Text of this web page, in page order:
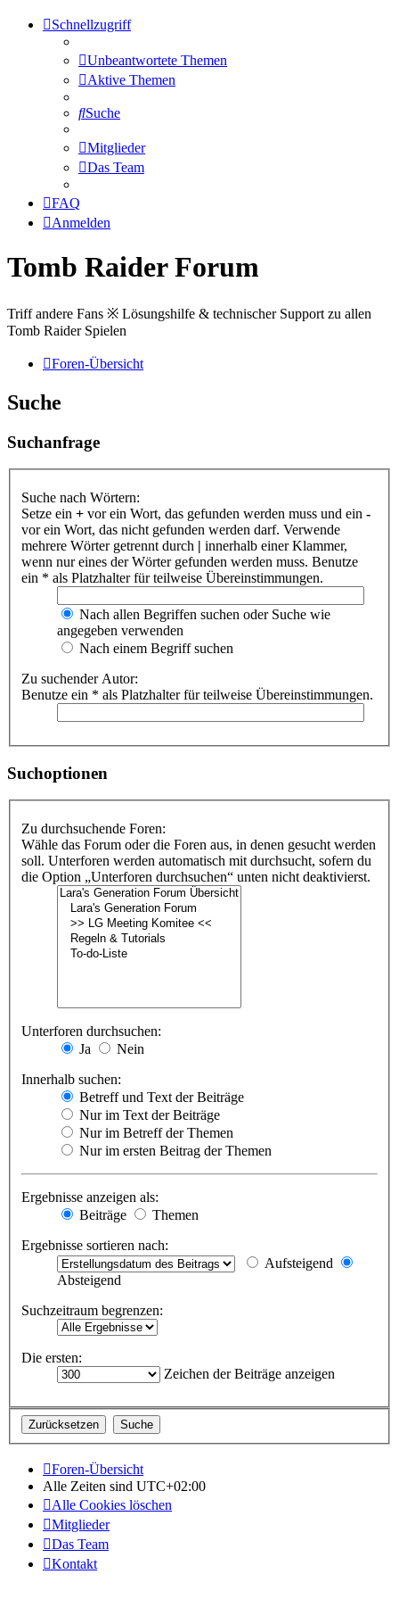
Schnellzugriff
Unbeantwortete Themen
Aktive Themen
Suche
Mitglieder
Das Team
FAQ
Anmelden
Tomb Raider Forum
Triff andere Fans ※ Lösungshilfe & technischer Support zu allen
Tomb Raider Spielen
Foren-Übersicht
Suche
Suchanfrage
Suche nach Wörtern:
Setze ein + vor ein Wort, das gefunden werden muss und ein -
vor ein Wort, das nicht gefunden werden darf. Verwende
mehrere Wörter getrennt durch | innerhalb einer Klammer,
wenn nur eines der Wörter gefunden werden muss. Benutze
ein * als Platzhalter für teilweise Übereinstimmungen.
Nach allen Begriffen suchen oder Suche wie
angegeben verwenden
Nach einem Begriff suchen
Zu suchender Autor:
Benutze ein * als Platzhalter für teilweise Übereinstimmungen.
Suchoptionen
Zu durchsuchende Foren:
Wähle das Forum oder die Foren aus, in denen gesucht werden
soll. Unterforen werden automatisch mit durchsucht, sofern du
die Option „Unterforen durchsuchen“ unten nicht deaktivierst.
Unterforen durchsuchen:
Ja
Nein
Innerhalb suchen:
Betreff und Text der Beiträge
Nur im Text der Beiträge
Nur im Betreff der Themen
Nur im ersten Beitrag der Themen
Ergebnisse anzeigen als:
Beiträge
Themen
Ergebnisse sortieren nach:
Aufsteigend
Absteigend
Suchzeitraum begrenzen:
Die ersten:
Zeichen der Beiträge anzeigen
Foren-Übersicht
Alle Zeiten sind UTC+02:00
Alle Cookies löschen
Mitglieder
Das Team
Kontakt